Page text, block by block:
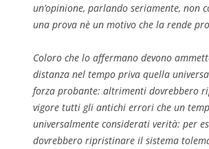
un’opinione, parlando seriamente, non
una prova nè un motivo che la rende
Coloro che lo affermano devono
distanza nel tempo priva quella
forza probante: altrimenti dovrebbero
vigore tutti gli antichi errori che un
universalmente considerati verità: per
dovrebbero ripristinare il sistema